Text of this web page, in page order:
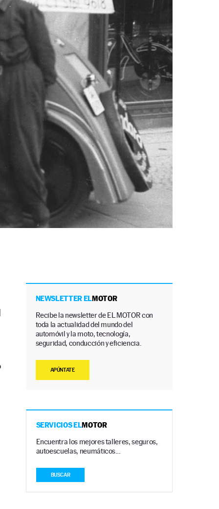
NEWSLETTER ELMOTOR
Recibe la newsletter de EL MOTOR con
toda la actualidad del mundo del
automóvil y la moto, tecnología,
seguridad, conducción y eficiencia.
APÚNTATE
SERVICIOS ELMOTOR
Encuentra los mejores talleres, seguros,
autoescuelas, neumáticos…
BUSCAR